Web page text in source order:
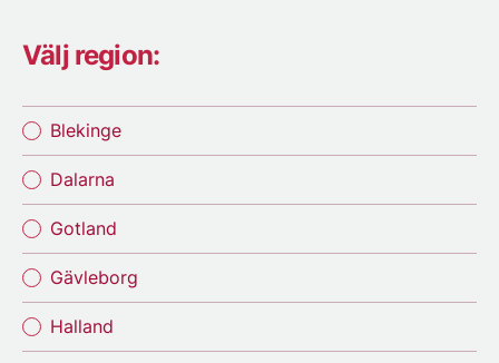
Välj region:
Blekinge
Dalarna
Gotland
Gävleborg
Halland